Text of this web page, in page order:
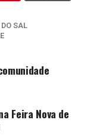
SAL
Feira Nova de